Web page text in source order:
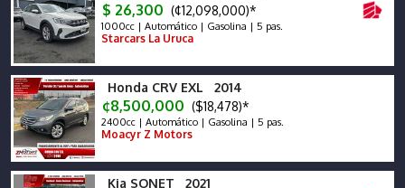
$ 26,300 (¢12,098,000)*
1000cc | Automático | Gasolina | 5 pas.
Starcars La Uruca
Honda CRV EXL 2014
¢8,500,000 ($18,478)*
2400cc | Automático | Gasolina | 5 pas.
Moacyr Z Motors
Kia SONET 2021